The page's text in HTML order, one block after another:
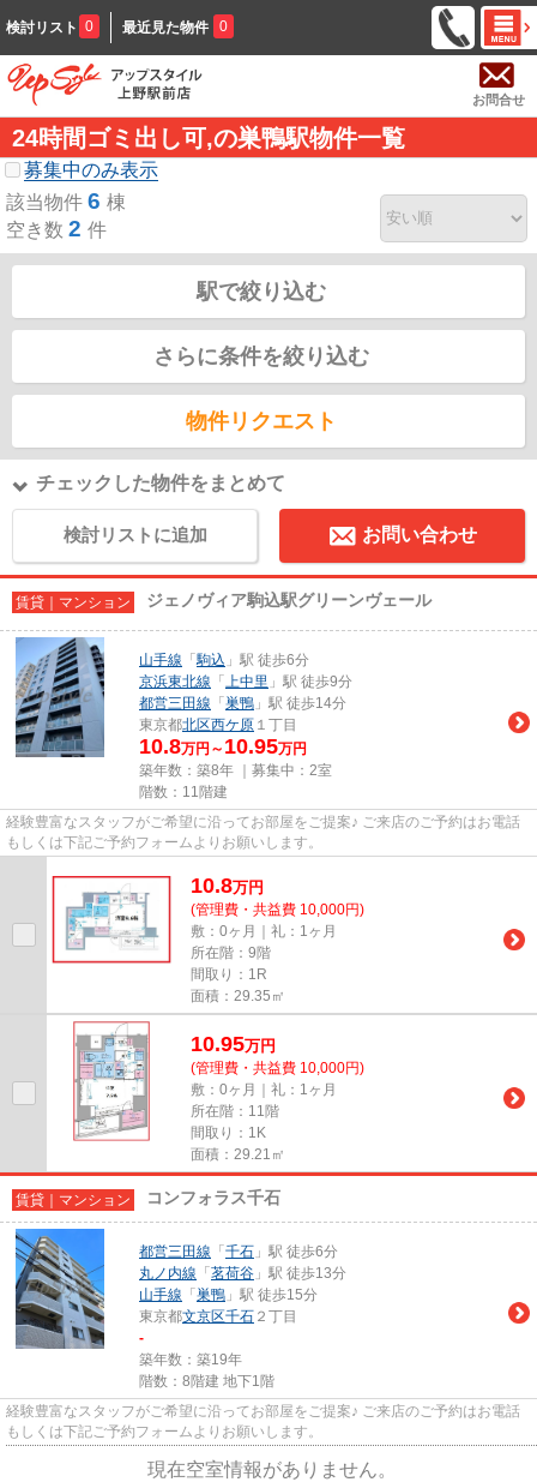
検討リスト 0 最近見た物件 0
お問合せ
24時間ゴミ出し可,の巣鴨駅物件一覧
募集中のみ表示
該当物件 6 棟
空き数 2 件
駅で絞り込む
さらに条件を絞り込む
物件リクエスト
チェックした物件をまとめて
検討リストに追加 お問い合わせ
賃貸｜マンション ジェノヴィア駒込駅グリーンヴェール
山手線 「駒込 」駅 徒歩6分
京浜東北線 「 上中里 」駅 徒歩9分
都営三田線 「 巣鴨 」駅 徒歩14分
東京都北区西ケ原 １丁目
10.8万円～ 10.95万円
築年数：築8年 ｜募集中： 2室
階数：11階建
経験豊富なスタッフがご希望に沿ってお部屋をご提案♪ ご来店のご予約はお電話
もしくは下記ご予約フォームよりお願いします。
10.8万円
(管理費・共益費 10,000円)
敷：0ヶ月｜礼：1ヶ月
所在階：9階
間取り：1R
面積：29.35㎡
10.95万円
(管理費・共益費 10,000円)
敷：0ヶ月｜礼：1ヶ月
所在階：11階
間取り：1K
面積：29.21㎡
賃貸｜マンション コンフォラス千石
都営三田線 「 千石 」駅 徒歩6分
丸ノ内線 「 茗荷谷 」駅 徒歩13分
山手線 「 巣鴨 」駅 徒歩15分
東京都文京区千石 ２丁目
-
築年数：築19年
階数：8階建 地下1階
経験豊富なスタッフがご希望に沿ってお部屋をご提案♪ ご来店のご予約はお電話
もしくは下記ご予約フォームよりお願いします。
現在空室情報がありません。